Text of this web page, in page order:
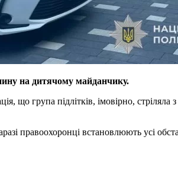
на дитячому майданчику.
що група підлітків, імовірно,
правоохоронці встановлюють усі